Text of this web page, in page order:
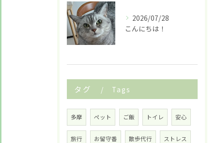
2026/07/28
こんにちは！
タグ Tags
多摩 ペット ご飯 トイレ 安心
旅行 お留守番 散歩代行 ストレス